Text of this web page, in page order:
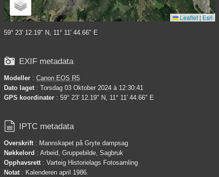
Leaflet | Esri
59° 23' 12.19" N, 11° 11' 44.66" E
 EXIF metadata
Modeller : Canon EOS R5
Dato laget: Torsdag 03 Oktober 2024 à 12:30:41
GPS koordinater : 59° 23' 12.19" N, 11° 11' 44.66" E
 IPTC metadata
Overskrift: Mannskapet på Gryte dampsag
Nøkkelord : Arbeid, Gruppebilde, Sagbruk
Opphavsrett: Varteig Historielags Fotosamling
Notat: Kalenderen april 1986.